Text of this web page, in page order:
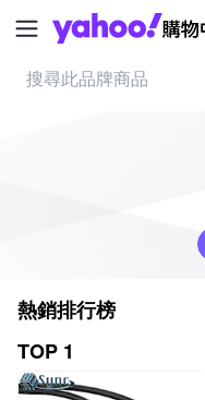
熱銷排行榜
TOP 1